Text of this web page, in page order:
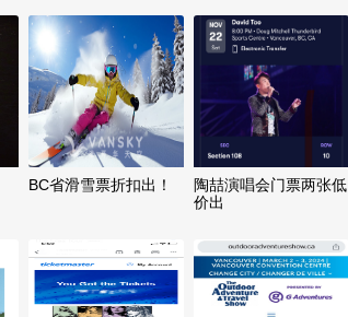
BC省滑雪票折扣出！
陶喆演唱会门票两张低
价出